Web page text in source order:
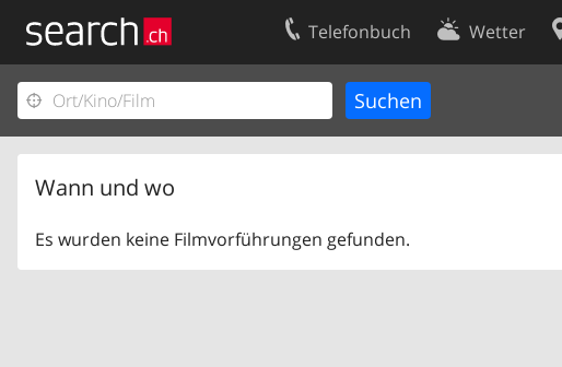
Telefonbuch Wetter
Wann und wo
Es wurden keine Filmvorführungen gefunden.
Ihr Eintrag
Kundencenter Geschäftskunden
Kontakt
Nutzungsbedingungen